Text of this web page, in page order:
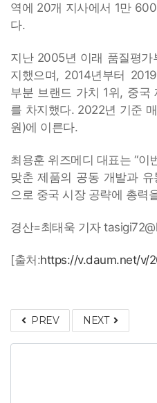
역에 20개 지사에서 1만
다.
지난 2005년 이래 품질평가
지했으며, 2014년부터
부분 브랜드 가치 1위, 중국
를 차지했다. 2022년 기준
원)에 이른다.
최용훈 위즈메디 대표는 “이
맞춘 제품의 공동 개발과
으로 중국 시장 공략에 총력
경산=최태욱 기자
[출처:https://v.daum.net/v/
PREV NEXT